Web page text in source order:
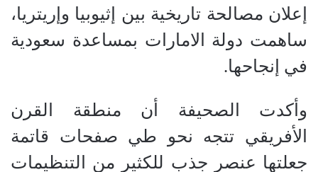
إعلان مصالحة تاريخية بين إثيوبيا وإريتريا،
ساهمت دولة الامارات بمساعدة سعودية
في إنجاحها.
وأكدت الصحيفة أن منطقة القرن
الأفريقي تتجه نحو طي صفحات قاتمة
جعلتها عنصر جذب للكثير من التنظيمات